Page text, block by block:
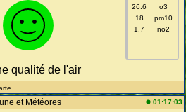
26.6
o3
18
pm10
1.7
no2
qualité de l'air
et Météores 01:17:03